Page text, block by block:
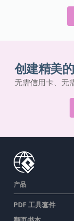
创建精美
无需信用卡、无
产品
PDF 工具套件